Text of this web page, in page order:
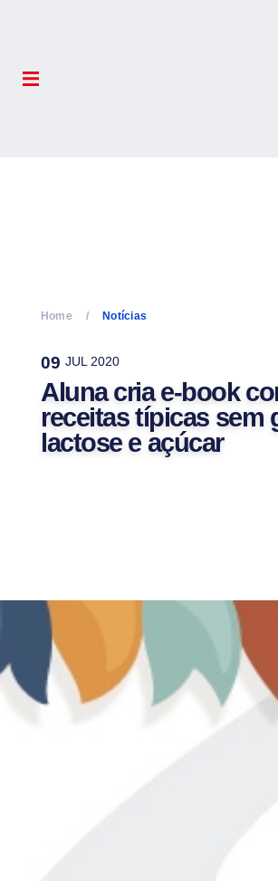
Home Notícias
09 JUL 2020
Aluna cria e-book
receitas típicas sem
lactose e açúcar